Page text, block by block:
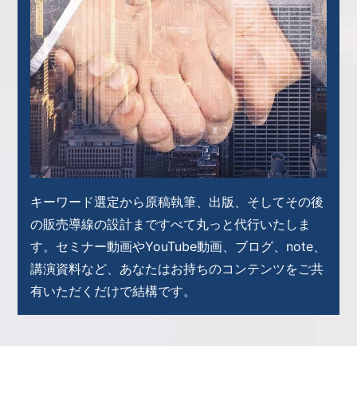
キーワード選定から原稿執筆、出版、そしてその後
の販売導線の設計まですべて丸っと代行いたしま
す。 セミナー動画やYouTube動画、ブログ、note、
講演資料など、あなたはお持ちのコンテンツをご共
有いただくだけで結構です。